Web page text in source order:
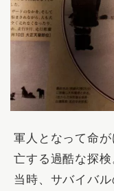
軍人となって命
亡する過酷な探検
当時、サバイバ